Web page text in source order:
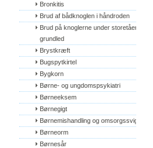
Bronkitis
Brud af bådknoglen i håndroden
Brud på knoglerne under storetåens
grundled
Brystkræft
Bugspytkirtel
Bygkorn
Børne- og ungdomspsykiatri
Børneeksem
Børnegigt
Børnemishandling og omsorgssvigt
Børneorm
Børnesår